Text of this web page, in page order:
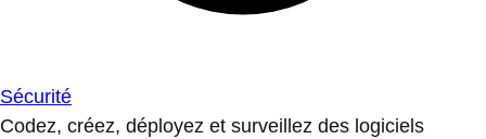
Sécurité
Codez, créez, déployez et surveillez des logiciels